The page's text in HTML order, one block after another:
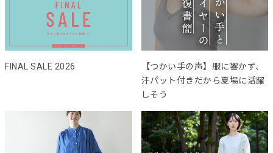
FINAL SALE 2026
【つかい手の声】服に響かず、
汗パット付きだから夏場に活躍
しそう